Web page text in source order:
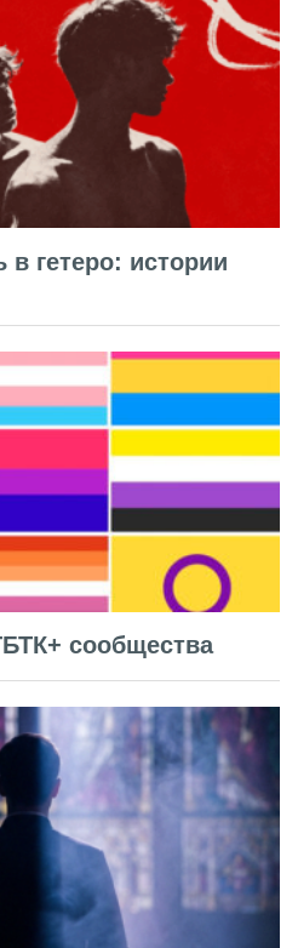
гетеро: истории
сообщества